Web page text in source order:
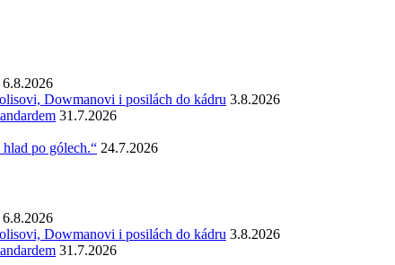
6.8.2026
Dowmanovi i posilách do kádru 3.8.2026
31.7.2026
po gólech.“ 24.7.2026
6.8.2026
Dowmanovi i posilách do kádru 3.8.2026
31.7.2026